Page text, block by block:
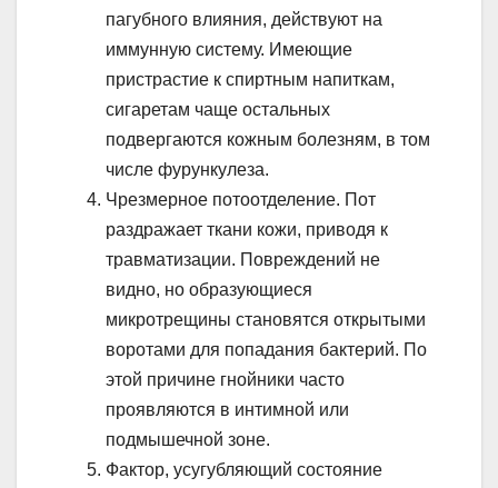
пагубного влияния, действуют на
иммунную систему. Имеющие
пристрастие к спиртным напиткам,
сигаретам чаще остальных
подвергаются кожным болезням, в том
числе фурункулеза.
Чрезмерное потоотделение. Пот
раздражает ткани кожи, приводя к
травматизации. Повреждений не
видно, но образующиеся
микротрещины становятся открытыми
воротами для попадания бактерий. По
этой причине гнойники часто
проявляются в интимной или
подмышечной зоне.
Фактор, усугубляющий состояние